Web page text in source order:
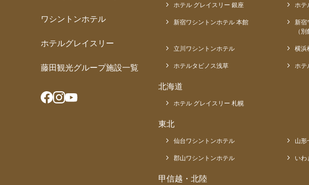
ワシントンホテル
ホテルグレイスリー
藤田観光グループ施設一覧
ホテル グレイスリー 銀座 ホテ
新宿ワシントンホテル 本館
新宿
（別
立川ワシントンホテル 横浜
ホテルタビノス浅草 ホテ
北海道
ホテル グレイスリー 札幌
東北
仙台ワシントンホテル 山形
郡山ワシントンホテル いわ
甲信越・北陸